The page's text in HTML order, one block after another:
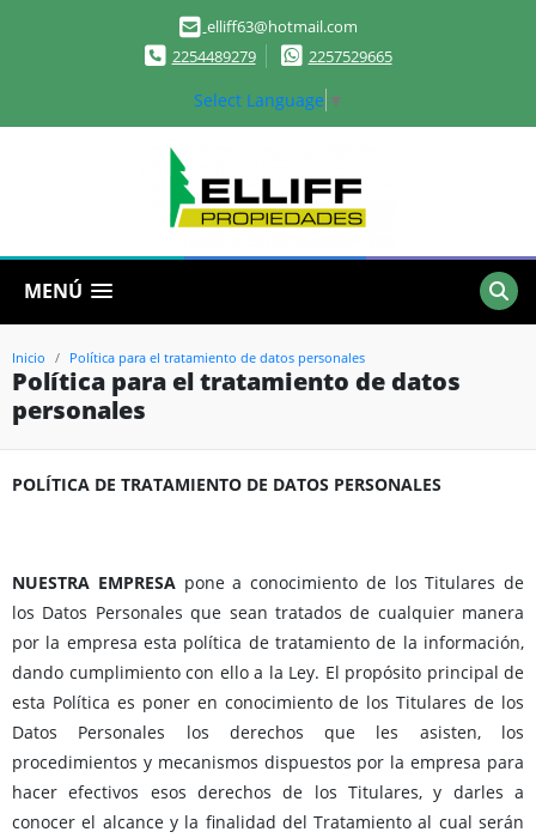
elliff63@hotmail.com
2254489279
2257529665
Select Language ▼
MENÚ
Inicio Política para el tratamiento de datos personales
Política para el tratamiento de datos
personales
POLÍTICA DE TRATAMIENTO DE DATOS PERSONALES
NUESTRA EMPRESApone a conocimiento de los Titulares de
los Datos Personales que sean tratados de cualquier manera
por la empresa esta política de tratamiento de la información,
dando cumplimiento con ello a la Ley. El propósito principal de
esta Política es poner en conocimiento de los Titulares de los
Datos Personales los derechos que les asisten, los
procedimientos y mecanismos dispuestos por la empresa para
hacer efectivos esos derechos de los Titulares, y darles a
conocer el alcance y la finalidad del Tratamiento al cual serán